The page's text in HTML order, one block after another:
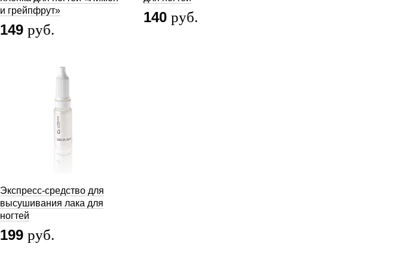
и грейпфрут»
149 руб.
140 руб.
Экспресс-средство для
высушивания лака для
ногтей
199 руб.